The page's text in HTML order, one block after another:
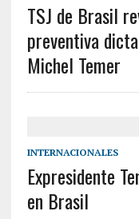
TSJ de Brasil
preventiva
Michel Temer
INTERNACIONALES
Expresidente
en Brasil